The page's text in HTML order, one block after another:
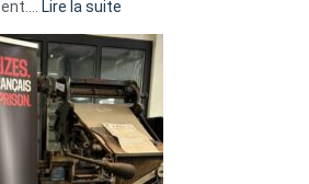
Lire la suite
Eurovision
2026
:
Pays-
Bas,
Espagne,